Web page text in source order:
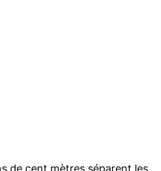
de cent mètres séparent les